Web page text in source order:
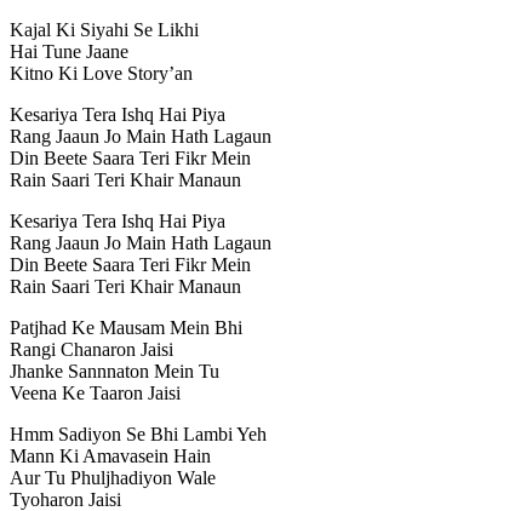
Kajal Ki Siyahi Se Likhi
Hai Tune Jaane
Kitno Ki Love Story’an
Kesariya Tera Ishq Hai Piya
Rang Jaaun Jo Main Hath Lagaun
Din Beete Saara Teri Fikr Mein
Rain Saari Teri Khair Manaun
Kesariya Tera Ishq Hai Piya
Rang Jaaun Jo Main Hath Lagaun
Din Beete Saara Teri Fikr Mein
Rain Saari Teri Khair Manaun
Patjhad Ke Mausam Mein Bhi
Rangi Chanaron Jaisi
Jhanke Sannnaton Mein Tu
Veena Ke Taaron Jaisi
Hmm Sadiyon Se Bhi Lambi Yeh
Mann Ki Amavasein Hain
Aur Tu Phuljhadiyon Wale
Tyoharon Jaisi